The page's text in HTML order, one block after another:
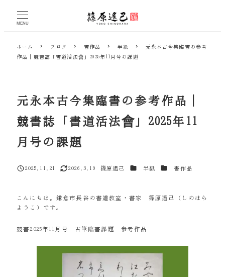
MENU
ホーム ブログ 書作品 半紙
元永本古今集臨書の参考
作品｜競書誌「書道活法會」2025年11月号の課題
元永本古今集臨書の参考作品｜
競書誌「書道活法會」2025年11
月号の課題
投稿日
2025.11.21
更新日
2026.3.19
篠原遙己 カテゴリー
半紙 カテゴリー
書作品
こんにちは。鎌倉市長谷の書道教室・書家 篠原遙己（しのはら
ようこ）です。
競書2025年11月号 古筆臨書課題 参考作品